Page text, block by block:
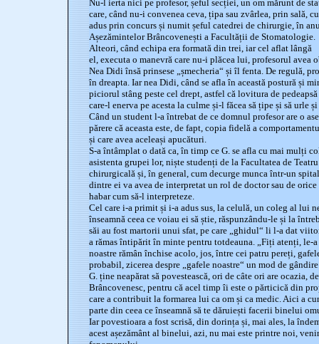
Nu-l ierta nici pe profesor, șeful secției, un om mărunt de
care, când nu-i convenea ceva, țipa sau zvârlea, prin sală,
adus prin concurs și numit șeful catedrei de chirurgie, în
Așezămintelor Brâncovenești a Facultății de Stomatologie.
Alteori, când echipa era formată din trei, iar cel aflat lângă
el, executa o manevră care nu-i plăcea lui, profesorul avea
Nea Didi însă prinsese „șmecheria“ și îl fenta. De regulă,
în dreapta. Iar nea Didi, când se afla în această postură și
piciorul stâng peste cel drept, astfel că lovitura de
care-l enerva pe acesta la culme și-l făcea să țipe și să urle
Când un student l-a întrebat de ce domnul profesor are o
părere că aceasta este, de fapt, copia fidelă a
și care avea aceleași apucături.
S-a întâmplat o dată ca, în timp ce G. se afla cu mai mulți
asistenta grupei lor, niște studenți de la Facultatea de
chirurgicală și, în general, cum decurge munca într-un
dintre ei va avea de interpretat un rol de doctor sau de
habar cum să-l interpreteze.
Cel care i-a primit și i-a adus sus, la celulă, un coleg al lui
înseamnă ceea ce voiau ei să știe, răspunzându-le și la
săi au fost martorii unui sfat, pe care „ghidul“ li l-a dat
a rămas întipărit în minte pentru totdeauna. „Fiți atenți, le-
noastre rămân închise acolo, jos, între cei patru pereți,
probabil, zicerea despre „gafele noastre“ un mod de
G. ține neapărat să povestească, ori de câte ori are ocazia,
Brâncovenesc, pentru că acel timp îi este o părticică din
care a contribuit la formarea lui ca om și ca medic. Aici a
parte din ceea ce înseamnă să te dăruiești facerii binelui
Iar povestioara a fost scrisă, din dorința și, mai ales, la
acest așezământ al binelui, azi, nu mai este printre noi,